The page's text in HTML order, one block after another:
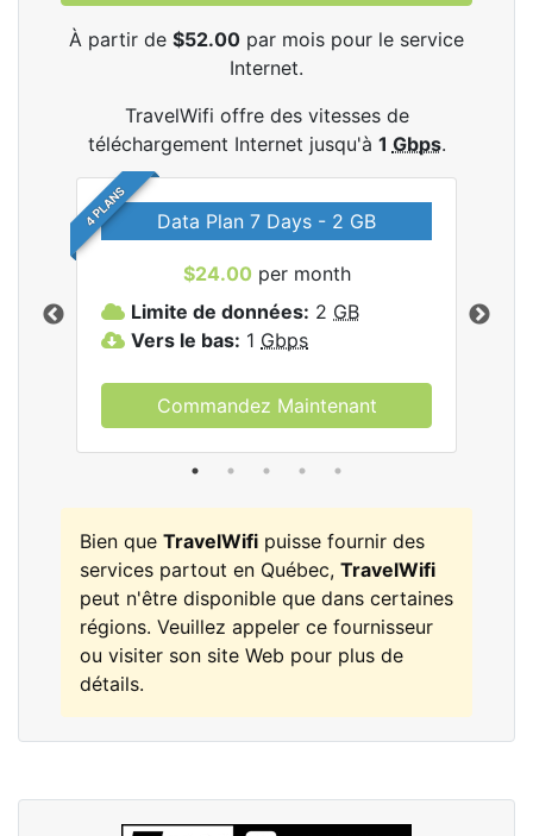
À partir de $52.00 par mois pour le service
Internet.
TravelWifi offre des vitesses de
téléchargement Internet jusqu'à 1 Gbps.
4 PLANS Data Plan 7 Days - 2 GB
$24.00 per month
Limite de données: 2 GB
Vers le bas: 1 Gbps
Commandez Maintenant
Bien que TravelWifi puisse fournir des
services partout en Québec, TravelWifi
peut n'être disponible que dans certaines
régions. Veuillez appeler ce fournisseur
ou visiter son site Web pour plus de
détails.